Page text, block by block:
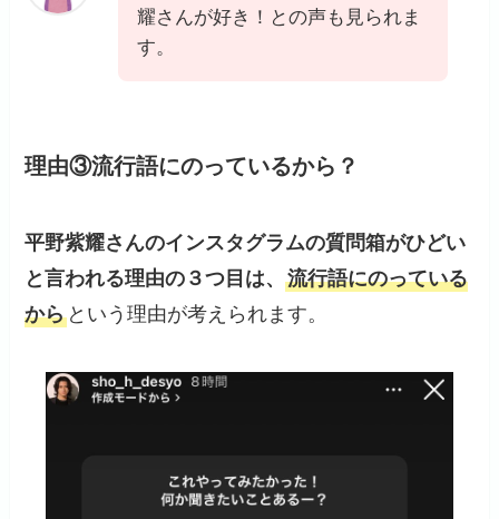
耀さんが好き！との声も見られま
す。
理由③流行語にのっているから？
平野紫耀さんのインスタグラムの質問箱がひどい
と言われる理由の３つ目は、流行語にのっている
から という理由が考えられます。